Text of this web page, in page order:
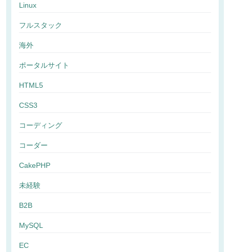
Linux
フルスタック
海外
ポータルサイト
HTML5
CSS3
コーディング
コーダー
CakePHP
未経験
B2B
MySQL
EC